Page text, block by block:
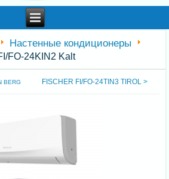
Настенные кондиционеры
FO-24KIN2 Kalt
BERG FISCHER FI/FO-24TIN3 TIROL >